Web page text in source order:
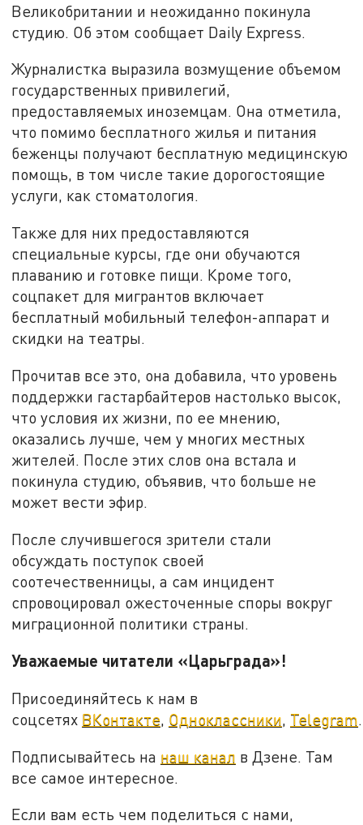
Великобритании и неожиданно покинула
студию. Об этом сообщает Daily Express.
Журналистка выразила возмущение объемом
государственных привилегий,
предоставляемых иноземцам. Она отметила,
что помимо бесплатного жилья и питания
беженцы получают бесплатную медицинскую
помощь, в том числе такие дорогостоящие
услуги, как стоматология.
Также для них предоставляются
специальные курсы, где они обучаются
плаванию и готовке пищи. Кроме того,
соцпакет для мигрантов включает
бесплатный мобильный телефон-аппарат и
скидки на театры.
Прочитав все это, она добавила, что уровень
поддержки гастарбайтеров настолько высок,
что условия их жизни, по ее мнению,
оказались лучше, чем у многих местных
жителей. После этих слов она встала и
покинула студию, объявив, что больше не
может вести эфир.
После случившегося зрители стали
обсуждать поступок своей
соотечественницы, а сам инцидент
спровоцировал ожесточенные споры вокруг
миграционной политики страны.
Уважаемые читатели «Царьграда»!
Присоединяйтесь к нам в
соцсетях ВКонтакте, Одноклассники, Telegram.
Подписывайтесь на наш канал в Дзене. Там
все самое интересное.
Если вам есть чем поделиться с нами,